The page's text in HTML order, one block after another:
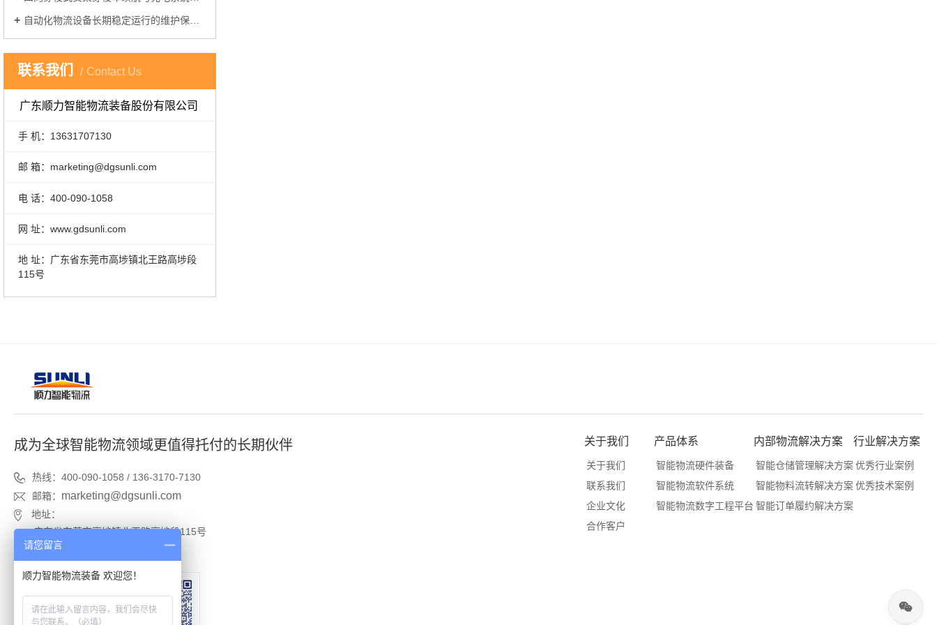
自动化物流设备长期稳定运行的维护保养关键要点
联系我们 Contact Us
广东顺力智能物流装备股份有限公司
手 机：13631707130
邮 箱：marketing@dgsunli.com
电 话：400-090-1058
网 址：www.gdsunli.com
地 址：广东省东莞市高埗镇北王路高埗段
115号
成为全球智能物流领域更值得托付的长期伙伴
热线：400-090-1058 / 136-3170-7130
邮箱： marketing@dgsunli.com
地址：
广东省东莞市高埗镇北王路高埗段115号
广东省东莞市高埗镇塘厦村工业区
关于我们
关于我们
联系我们
企业文化
合作客户
产品体系
智能物流硬件装备
智能物流软件系统
智能物流数字工程平台
内部物流解决方案
智能仓储管理解决方案
智能物料流转解决方案
智能订单履约解决方案
行业解决方案
优秀行业案例
优秀技术案例
请您留言
顺力智能物流装备 欢迎您！